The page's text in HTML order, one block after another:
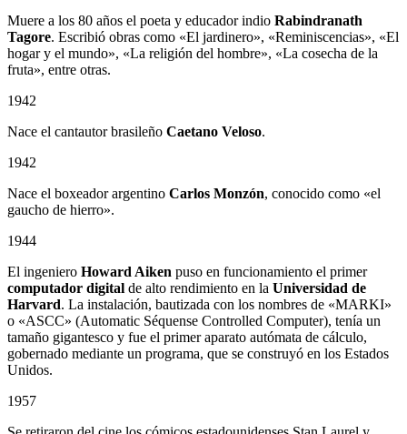
Muere a los 80 años el poeta y educador indio Rabindranath
Tagore. Escribió obras como «El jardinero», «Reminiscencias», «El
hogar y el mundo», «La religión del hombre», «La cosecha de la
fruta», entre otras.
1942
Nace el cantautor brasileño Caetano Veloso.
1942
Nace el boxeador argentino Carlos Monzón, conocido como «el
gaucho de hierro».
1944
El ingeniero Howard Aiken puso en funcionamiento el primer
computador digital de alto rendimiento en la Universidad de
Harvard. La instalación, bautizada con los nombres de «MARKI»
o «ASCC» (Automatic Séquense Controlled Computer), tenía un
tamaño gigantesco y fue el primer aparato autómata de cálculo,
gobernado mediante un programa, que se construyó en los Estados
Unidos.
1957